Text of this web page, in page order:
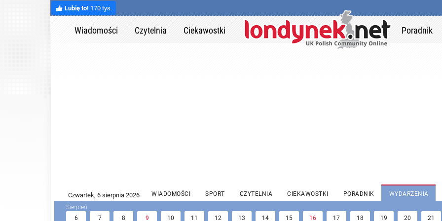
Lubię to! 170 tys.
Wiadomości Czytelnia Ciekawostki Poradnik
WIADOMOŚCI SPORT CZYTELNIA CIEKAWOSTKI PORADNIK WYDARZENIA
6 7 8 9 10 11 12 13 14 15 16 17 18 19 20 21